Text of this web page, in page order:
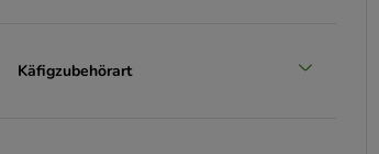
Käfigzubehörart